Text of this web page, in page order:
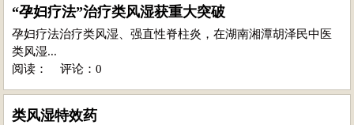
“孕妇疗法”治疗类风湿获重大突破
孕妇疗法治疗类风湿、强直性脊柱炎，在湖南湘潭胡泽民中医
类风湿...
阅读：
评论：0
类风湿特效药